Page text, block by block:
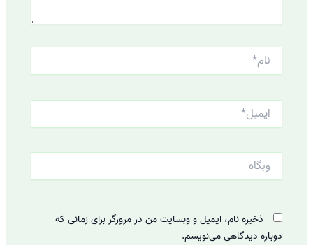
نام*
ایمیل*
وبگاه
ذخیره نام، ایمیل و وبسایت من در مرورگر برای زمانی که
دوباره دیدگاهی می‌نویسم.